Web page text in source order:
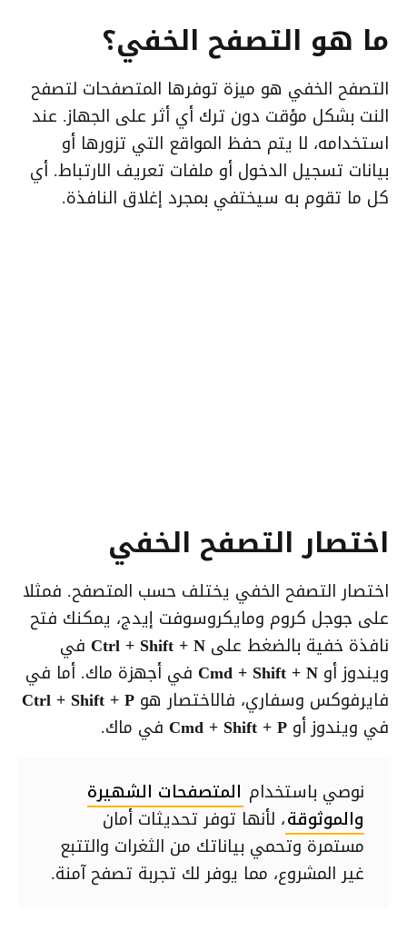
ما هو التصفح الخفي؟
التصفح الخفي هو ميزة توفرها المتصفحات لتصفح
النت بشكل مؤقت دون ترك أي أثر على الجهاز. عند
استخدامه، لا يتم حفظ المواقع التي تزورها أو
بيانات تسجيل الدخول أو ملفات تعريف الارتباط. أي
كل ما تقوم به سيختفي بمجرد إغلاق النافذة.
اختصار التصفح الخفي
اختصار التصفح الخفي يختلف حسب المتصفح. فمثلا
على جوجل كروم ومايكروسوفت إيدج، يمكنك فتح
نافذة خفية بالضغط على Ctrl + Shift + N في
ويندوز أو Cmd + Shift + N في أجهزة ماك. أما في
فايرفوكس وسفاري، فالاختصار هو Ctrl + Shift + P
في ويندوز أو Cmd + Shift + P في ماك.
نوصي باستخدام المتصفحات الشهيرة
والموثوقة، لأنها توفر تحديثات أمان
مستمرة وتحمي بياناتك من الثغرات والتتبع
غير المشروع، مما يوفر لك تجربة تصفح آمنة.